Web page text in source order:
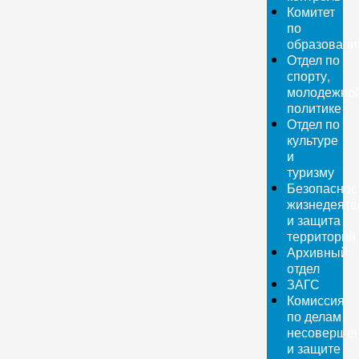
Комитет
по
Отдел по
спорту,
политике
Отдел по
культуре
и
туризму
и защита
территорий
Архивный
отдел
ЗАГС
Комиссия
по делам
и защите